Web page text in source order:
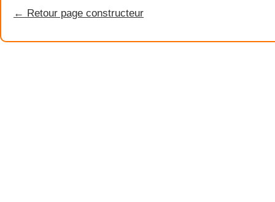
← Retour page constructeur